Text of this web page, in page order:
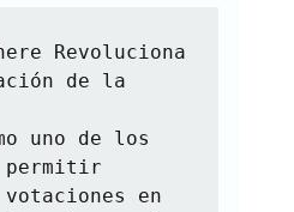
Revoluciona
de la
uno de los
permitir
en